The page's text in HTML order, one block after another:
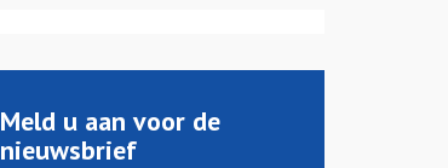
Meld u aan voor de
nieuwsbrief